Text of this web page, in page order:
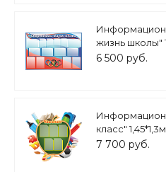
жизнь школы"
ШК1989
6 500 руб.
класс"
7 700 руб.